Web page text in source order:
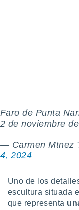
de la
el
de
a través
de
uso de
Faro de Punta
2 de noviembre
— Carmen Mtnez
4, 2024
Uno de los
escultura situada
que representa